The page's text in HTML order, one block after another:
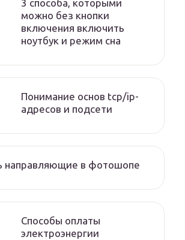
3 способа, которыми
можно без кнопки
включения включить
ноутбук и режим сна
Понимание основ tcp/ip-
адресов и подсети
направляющие в фотошопе
Способы оплаты
электроэнергии